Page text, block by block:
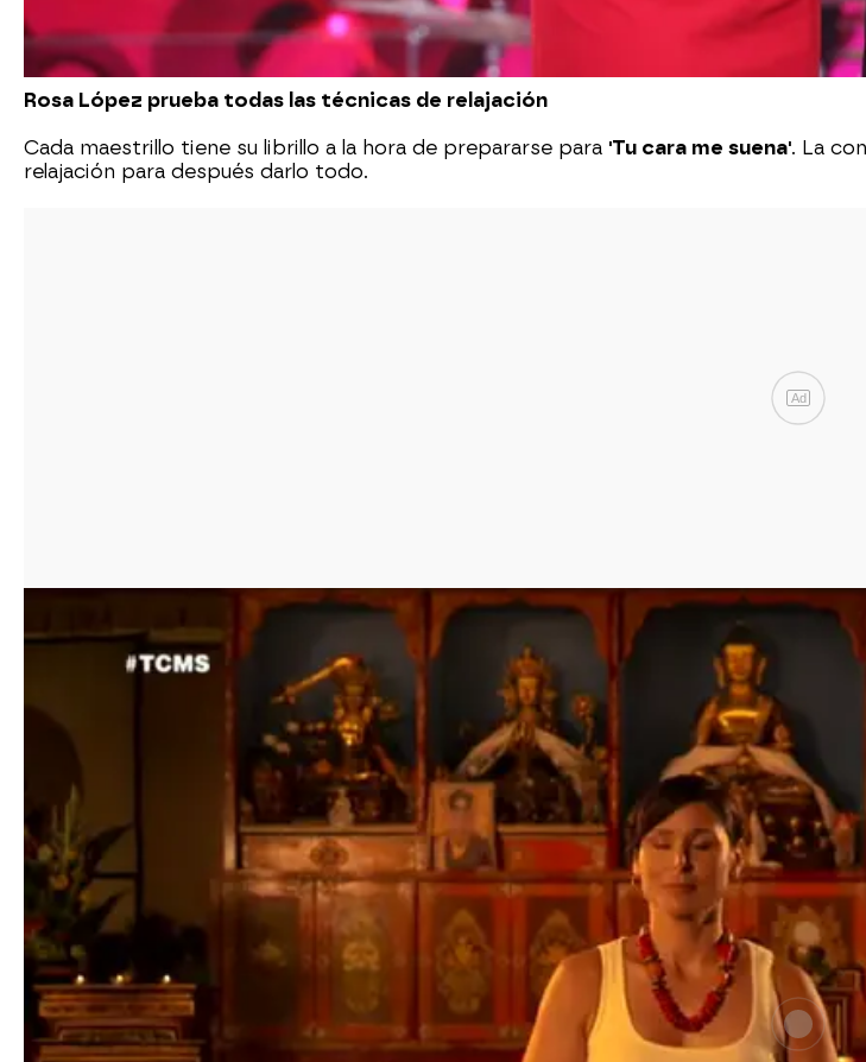
Rosa López prueba todas las técnicas de relajación
Cada maestrillo tiene su librillo a la hora de prepararse para 'Tu cara me suena'. La
relajación para después darlo todo.
Ad